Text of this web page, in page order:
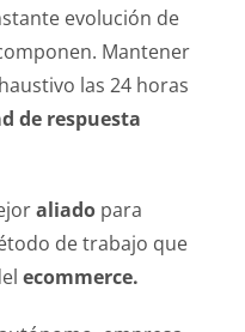
evolución de
Mantener
las 24 horas
de respuesta
aliadopara
de trabajo que
ecommerce.